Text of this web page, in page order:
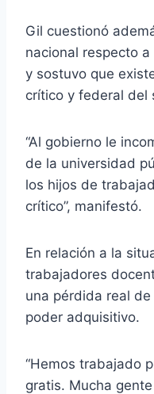
u
d
i
o
Gil cuestionó
nacional respecto
y sostuvo que
crítico y federal del
“Al gobierno le
de la universidad
los hijos de
crítico”, manifestó.
En relación a la
trabajadores
una pérdida real
poder adquisitivo.
“Hemos trabajado
gratis. Mucha